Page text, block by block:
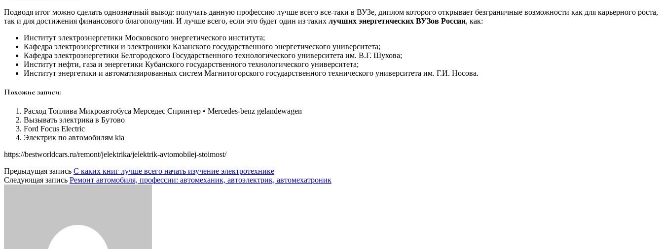
Подводя итог можно сделать однозначный вывод: получать данную профессию лучше всего все-таки в ВУЗе, диплом которого открывает безграничные возможности как для карьерного роста,
так и для достижения финансового благополучия. И лучше всего, если это будет один из таких лучших энергетических ВУЗов России, как:
Институт электроэнергетики Московского энергетического института;
Кафедра электроэнергетики и электроники Казанского государственного энергетического университета;
Кафедра электроэнергетики Белгородского Государственного технологического университета им. В.Г. Шухова;
Институт нефти, газа и энергетики Кубанского государственного технологического университета;
Институт энергетики и автоматизированных систем Магнитогорского государственного технического университета им. Г.И. Носова.
Похожие записи:
Расход Топлива Микроавтобуса Мерседес Спринтер • Mercedes-benz gelandewagen
Вызывать электрика в Бутово
Ford Focus Electric
Электрик по автомобилям kia
https://bestworldcars.ru/remont/jelektrika/jelektrik-avtomobilej-stoimost/
Предыдущая запись С каких книг лучше всего начать изучение электротехнике
Следующая запись Ремонт автомобиля, профессии: автомеханик, автоэлектрик, автомехатроник